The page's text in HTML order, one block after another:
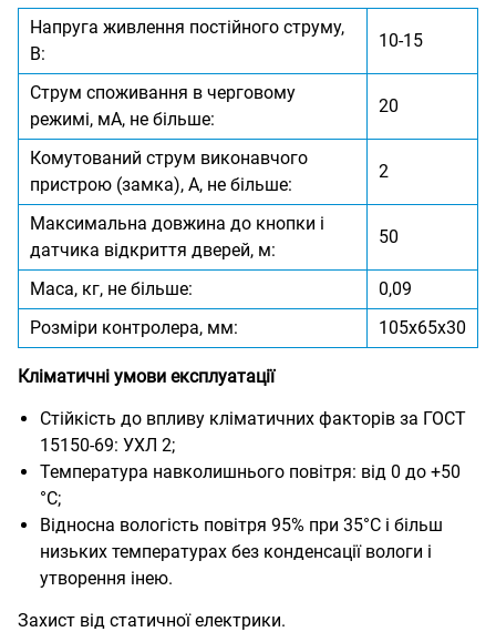
Напруга живлення постійного струму,
В:
10-15
Струм споживання в черговому
режимі, мА, не більше:
20
Комутований струм виконавчого
пристрою (замка), А, не більше:
2
Максимальна довжина до кнопки і
датчика відкриття дверей, м:
50
Маса, кг, не більше:
0,09
Розміри контролера, мм:
105х65х30
Кліматичні умови експлуатації
Стійкість до впливу кліматичних факторів за ГОСТ
15150-69: УХЛ 2;
Температура навколишнього повітря: від 0 до +50
°С;
Відносна вологість повітря 95% при 35°С і більш
низьких температурах без конденсації вологи і
утворення інею.
Захист від статичної електрики.